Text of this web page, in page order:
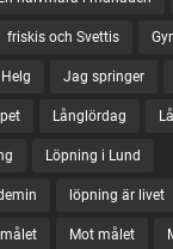
friskis och Svettis
Helg Jag springer
Långlördag
Löpning i Lund
löpning är livet
Mot målet